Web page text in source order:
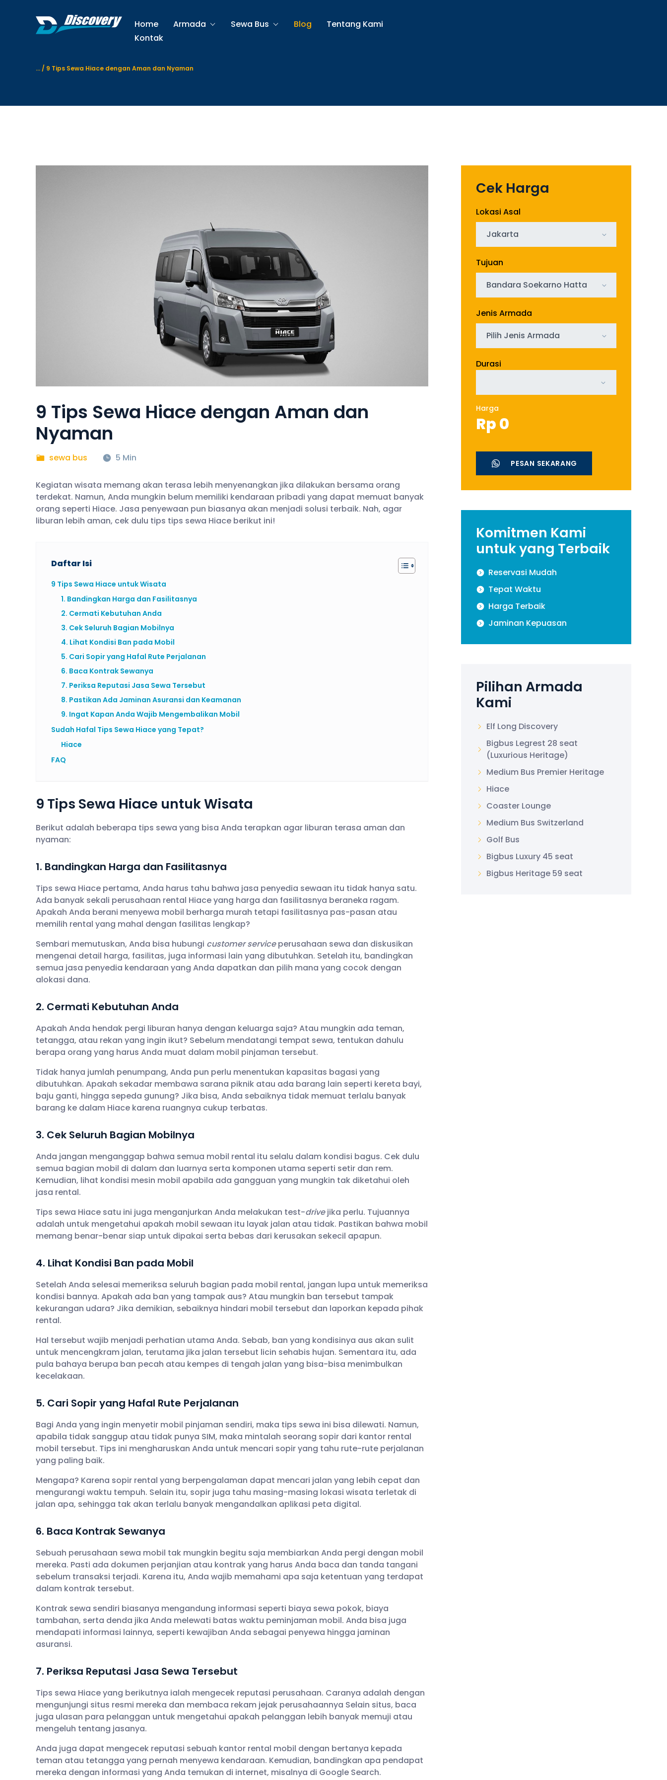
Home Armada Sewa Bus Blog
Tentang Kami
Kontak
... / 9 Tips Sewa Hiace dengan Aman dan Nyaman
9 Tips Sewa Hiace dengan Aman dan
Nyaman
sewa bus 5 Min
Kegiatan wisata memang akan terasa lebih menyenangkan jika dilakukan bersama orang
terdekat. Namun, Anda mungkin belum memiliki kendaraan pribadi yang dapat memuat banyak
orang seperti Hiace. Jasa penyewaan pun biasanya akan menjadi solusi terbaik. Nah, agar
liburan lebih aman, cek dulu tips tips sewa Hiace berikut ini!
Daftar Isi
9 Tips Sewa Hiace untuk Wisata
1. Bandingkan Harga dan Fasilitasnya
2. Cermati Kebutuhan Anda
3. Cek Seluruh Bagian Mobilnya
4. Lihat Kondisi Ban pada Mobil
5. Cari Sopir yang Hafal Rute Perjalanan
6. Baca Kontrak Sewanya
7. Periksa Reputasi Jasa Sewa Tersebut
8. Pastikan Ada Jaminan Asuransi dan Keamanan
9. Ingat Kapan Anda Wajib Mengembalikan Mobil
Sudah Hafal Tips Sewa Hiace yang Tepat?
Hiace
FAQ
9 Tips Sewa Hiace untuk Wisata
Berikut adalah beberapa tips sewa yang bisa Anda terapkan agar liburan terasa aman dan
nyaman:
1. Bandingkan Harga dan Fasilitasnya
Tips sewa Hiace pertama, Anda harus tahu bahwa jasa penyedia sewaan itu tidak hanya satu.
Ada banyak sekali perusahaan rental Hiace yang harga dan fasilitasnya beraneka ragam.
Apakah Anda berani menyewa mobil berharga murah tetapi fasilitasnya pas-pasan atau
memilih rental yang mahal dengan fasilitas lengkap?
Sembari memutuskan, Anda bisa hubungi customer serviceperusahaan sewa dan diskusikan
mengenai detail harga, fasilitas, juga informasi lain yang dibutuhkan. Setelah itu, bandingkan
semua jasa penyedia kendaraan yang Anda dapatkan dan pilih mana yang cocok dengan
alokasi dana.
2. Cermati Kebutuhan Anda
Apakah Anda hendak pergi liburan hanya dengan keluarga saja? Atau mungkin ada teman,
tetangga, atau rekan yang ingin ikut? Sebelum mendatangi tempat sewa, tentukan dahulu
berapa orang yang harus Anda muat dalam mobil pinjaman tersebut.
Tidak hanya jumlah penumpang, Anda pun perlu menentukan kapasitas bagasi yang
dibutuhkan. Apakah sekadar membawa sarana piknik atau ada barang lain seperti kereta bayi,
baju ganti, hingga sepeda gunung? Jika bisa, Anda sebaiknya tidak memuat terlalu banyak
barang ke dalam Hiace karena ruangnya cukup terbatas.
3. Cek Seluruh Bagian Mobilnya
Anda jangan menganggap bahwa semua mobil rental itu selalu dalam kondisi bagus. Cek dulu
semua bagian mobil di dalam dan luarnya serta komponen utama seperti setir dan rem.
Kemudian, lihat kondisi mesin mobil apabila ada gangguan yang mungkin tak diketahui oleh
jasa rental.
Tips sewa Hiace satu ini juga menganjurkan Anda melakukan test-drivejika perlu. Tujuannya
adalah untuk mengetahui apakah mobil sewaan itu layak jalan atau tidak. Pastikan bahwa mobil
memang benar-benar siap untuk dipakai serta bebas dari kerusakan sekecil apapun.
4. Lihat Kondisi Ban pada Mobil
Setelah Anda selesai memeriksa seluruh bagian pada mobil rental, jangan lupa untuk memeriksa
kondisi bannya. Apakah ada ban yang tampak aus? Atau mungkin ban tersebut tampak
kekurangan udara? Jika demikian, sebaiknya hindari mobil tersebut dan laporkan kepada pihak
rental.
Hal tersebut wajib menjadi perhatian utama Anda. Sebab, ban yang kondisinya aus akan sulit
untuk mencengkram jalan, terutama jika jalan tersebut licin sehabis hujan. Sementara itu, ada
pula bahaya berupa ban pecah atau kempes di tengah jalan yang bisa-bisa menimbulkan
kecelakaan.
5. Cari Sopir yang Hafal Rute Perjalanan
Bagi Anda yang ingin menyetir mobil pinjaman sendiri, maka tips sewa ini bisa dilewati. Namun,
apabila tidak sanggup atau tidak punya SIM, maka mintalah seorang sopir dari kantor rental
mobil tersebut. Tips ini mengharuskan Anda untuk mencari sopir yang tahu rute-rute perjalanan
yang paling baik.
Mengapa? Karena sopir rental yang berpengalaman dapat mencari jalan yang lebih cepat dan
mengurangi waktu tempuh. Selain itu, sopir juga tahu masing-masing lokasi wisata terletak di
jalan apa, sehingga tak akan terlalu banyak mengandalkan aplikasi peta digital.
6. Baca Kontrak Sewanya
Sebuah perusahaan sewa mobil tak mungkin begitu saja membiarkan Anda pergi dengan mobil
mereka. Pasti ada dokumen perjanjian atau kontrak yang harus Anda baca dan tanda tangani
sebelum transaksi terjadi. Karena itu, Anda wajib memahami apa saja ketentuan yang terdapat
dalam kontrak tersebut.
Kontrak sewa sendiri biasanya mengandung informasi seperti biaya sewa pokok, biaya
tambahan, serta denda jika Anda melewati batas waktu peminjaman mobil. Anda bisa juga
mendapati informasi lainnya, seperti kewajiban Anda sebagai penyewa hingga jaminan
asuransi.
7. Periksa Reputasi Jasa Sewa Tersebut
Tips sewa Hiace yang berikutnya ialah mengecek reputasi perusahaan. Caranya adalah dengan
mengunjungi situs resmi mereka dan membaca rekam jejak perusahaannya Selain situs, baca
juga ulasan para pelanggan untuk mengetahui apakah pelanggan lebih banyak memuji atau
mengeluh tentang jasanya.
Anda juga dapat mengecek reputasi sebuah kantor rental mobil dengan bertanya kepada
teman atau tetangga yang pernah menyewa kendaraan. Kemudian, bandingkan apa pendapat
mereka dengan informasi yang Anda temukan di internet, misalnya di Google Search.
Cek Harga
Lokasi Asal
Jakarta
Tujuan
Bandara Soekarno Hatta
Jenis Armada
Pilih Jenis Armada
Durasi
Harga
Rp0
PESAN SEKARANG
Komitmen Kami
untuk yang Terbaik
Reservasi Mudah
Tepat Waktu
Harga Terbaik
Jaminan Kepuasan
Pilihan Armada
Kami
Elf Long Discovery
Bigbus Legrest 28 seat
(Luxurious Heritage)
Medium Bus Premier Heritage
Hiace
Coaster Lounge
Medium Bus Switzerland
Golf Bus
Bigbus Luxury 45 seat
Bigbus Heritage 59 seat